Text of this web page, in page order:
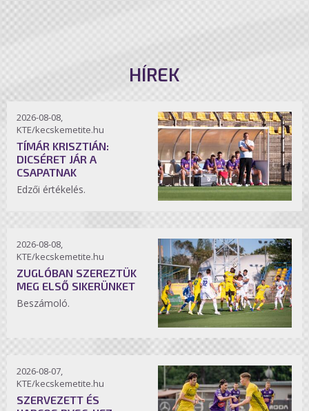
HÍREK
2026-08-08,
KTE/kecskemetite.hu
TÍMÁR KRISZTIÁN:
DICSÉRET JÁR A
CSAPATNAK
Edzői értékelés.
2026-08-08,
KTE/kecskemetite.hu
ZUGLÓBAN SZEREZTÜK
MEG ELSŐ SIKERÜNKET
Beszámoló.
2026-08-07,
KTE/kecskemetite.hu
SZERVEZETT ÉS